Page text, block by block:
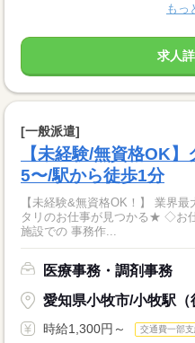
もっ
求人
[一般派遣]
【未経験/無資格OK
5〜/駅から徒歩1分
【未経験&無資格OK！】 業界
タリのお仕事が見つかる★ ◇お仕事内容◇ 病院やクリニック、介護
施設での 事務作...
医療事務・調剤事務
愛知県小牧市/小牧駅（
時給1,300円～ 交通費一部